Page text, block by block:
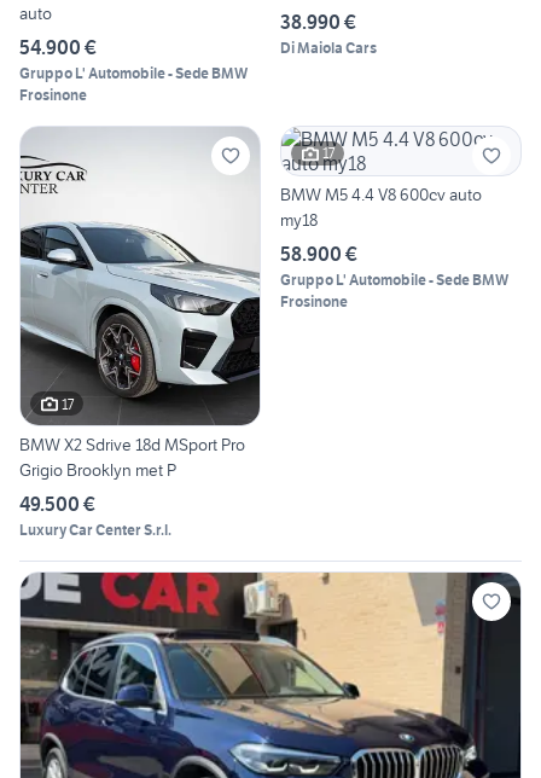
auto
54.900 €
Gruppo L' Automobile - Sede BMW
Frosinone
38.990 €
Di Maiola Cars
17
BMW X2 Sdrive 18d MSport Pro
Grigio Brooklyn met P
49.500 €
Luxury Car Center S.r.l.
17
BMW M5 4.4 V8 600cv auto
my18
58.900 €
Gruppo L' Automobile - Sede BMW
Frosinone